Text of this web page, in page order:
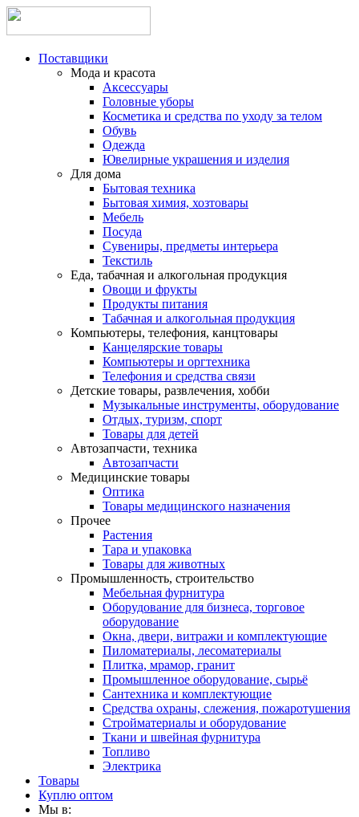
Поставщики
Мода и красота
Аксессуары
Головные уборы
Косметика и средства по уходу за телом
Обувь
Одежда
Ювелирные украшения и изделия
Для дома
Бытовая техника
Бытовая химия, хозтовары
Мебель
Посуда
Сувениры, предметы интерьера
Текстиль
Еда, табачная и алкогольная продукция
Овощи и фрукты
Продукты питания
Табачная и алкогольная продукция
Компьютеры, телефония, канцтовары
Канцелярские товары
Компьютеры и оргтехника
Телефония и средства связи
Детские товары, развлечения, хобби
Музыкальные инструменты, оборудование
Отдых, туризм, спорт
Товары для детей
Автозапчасти, техника
Автозапчасти
Медицинские товары
Оптика
Товары медицинского назначения
Прочее
Растения
Тара и упаковка
Товары для животных
Промышленность, строительство
Мебельная фурнитура
Оборудование для бизнеса, торговое
оборудование
Окна, двери, витражи и комплектующие
Пиломатериалы, лесоматериалы
Плитка, мрамор, гранит
Промышленное оборудование, сырьё
Сантехника и комплектующие
Средства охраны, слежения, пожаротушения
Стройматериалы и оборудование
Ткани и швейная фурнитура
Топливо
Электрика
Товары
Куплю оптом
Мы в: